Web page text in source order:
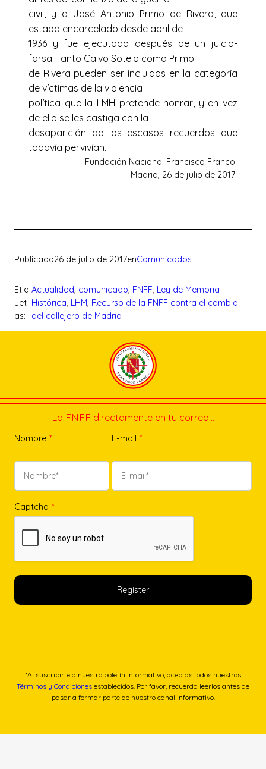
civil, y a José Antonio Primo de Rivera, que
estaba encarcelado desde abril de
1936 y fue ejecutado después de un juicio-
farsa. Tanto Calvo Sotelo como Primo
de Rivera pueden ser incluidos en la categoría
de víctimas de la violencia
política que la LMH pretende honrar, y en vez
de ello se les castiga con la
desaparición de los escasos recuerdos que
todavía pervivían.
Fundación Nacional Francisco Franco
Madrid, 26 de julio de 2017
Publicado26 de julio de 2017enComunicados
Etiq
uet
as:
Actualidad, comunicado, FNFF, Ley de Memoria
Histórica, LHM, Recurso de la FNFF contra el cambio
del callejero de Madrid
La FNFF directamente en tu correo…
Nombre * E-mail *
Captcha *
*Al suscribirte a nuestro boletín informativo, aceptas todos nuestros
Términos y Condiciones establecidos. Por favor, recuerda leerlos antes de
pasar a formar parte de nuestro canal informativo.